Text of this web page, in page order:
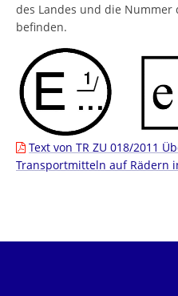
des Landes und die
befinden.
Text von TR ZU 018/2011
Transportmitteln auf Rädern